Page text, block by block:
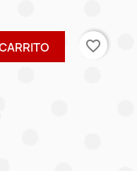
favorite_border